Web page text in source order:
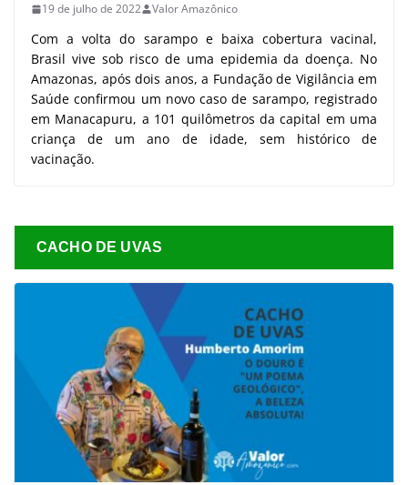
19 de julho de 2022 Valor Amazônico
Com a volta do sarampo e baixa cobertura vacinal,
Brasil vive sob risco de uma epidemia da doença. No
Amazonas, após dois anos, a Fundação de Vigilância em
Saúde confirmou um novo caso de sarampo, registrado
em Manacapuru, a 101 quilômetros da capital em uma
criança de um ano de idade, sem histórico de
vacinação.
CACHO DE UVAS